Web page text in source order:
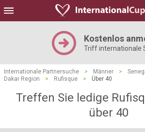
Kostenlos
Triff internationale
Internationale Partnersuche > Männer >
Dakar Region
> Rufisque > Über 40
Treffen Sie ledige
über 40